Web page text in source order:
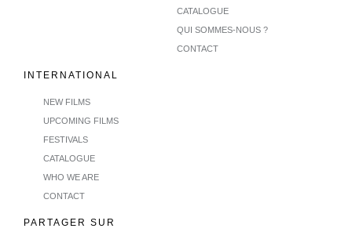
CATALOGUE
QUI SOMMES-NOUS ?
CONTACT
INTERNATIONAL
NEW FILMS
UPCOMING FILMS
FESTIVALS
CATALOGUE
WHO WE ARE
CONTACT
PARTAGER SUR